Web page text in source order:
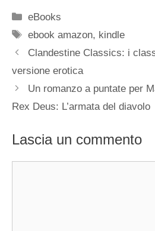
Categorie
eBooks
Tag
ebook amazon, kindle
Clandestine Classics: i
versione erotica
Un romanzo a puntate per
Rex Deus: L’armata del diavolo
Lascia un commento